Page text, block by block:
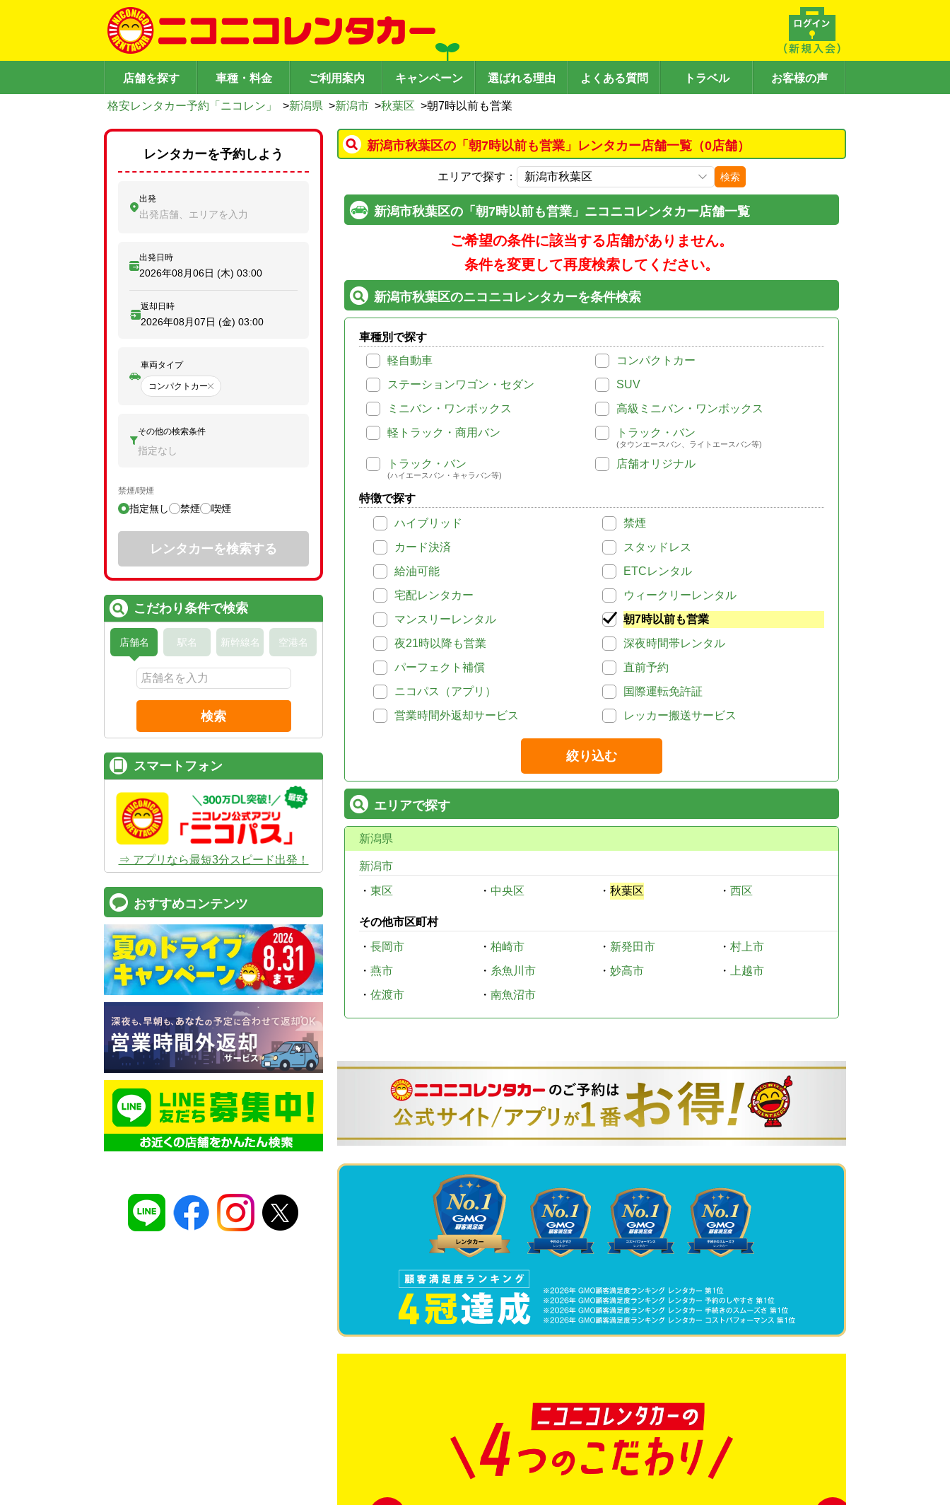
店舗を探す 車種・料金 ご利用案内 キャンペーン 選ばれる理由 よくある質問 トラベル お客様の声
格安レンタカー予約「ニコレン」 >新潟県 >新潟市 >秋葉区 >朝7時以前も営業
新潟市秋葉区の「朝7時以前も営業」レンタカー店舗一覧（0店舗）
エリアで探す： 検索
新潟市秋葉区の「朝7時以前も営業」ニコニコレンタカー店舗一覧
ご希望の条件に該当する店舗がありません。
条件を変更して再度検索してください。
新潟市秋葉区のニコニコレンタカーを条件検索
車種別で探す
軽自動車
コンパクトカー
ステーションワゴン・セダン
SUV
ミニバン・ワンボックス
高級ミニバン・ワンボックス
軽トラック・商用バン
トラック・バン
(タウンエースバン、ライトエースバン等)
トラック・バン
(ハイエースバン・キャラバン等)
店舗オリジナル
特徴で探す
ハイブリッド
禁煙
カード決済
スタッドレス
給油可能
ETCレンタル
宅配レンタカー
ウィークリーレンタル
マンスリーレンタル
朝7時以前も営業
夜21時以降も営業
深夜時間帯レンタル
パーフェクト補償
直前予約
ニコパス（アプリ）
国際運転免許証
営業時間外返却サービス
レッカー搬送サービス
絞り込む
エリアで探す
新潟県
新潟市
・ 東区 ・ 中央区 ・ 秋葉区 ・ 西区
その他市区町村
・ 長岡市 ・ 柏崎市 ・ 新発田市 ・ 村上市
・ 燕市 ・ 糸魚川市 ・ 妙高市 ・
上越市
・ 佐渡市 ・ 南魚沼市
レンタカーを予約しよう
出発
出発店舗、エリアを入力
出発日時
2026年08月06日 (木) 03:00
返却日時
2026年08月07日 (金) 03:00
車両タイプ
コンパクトカー
その他の検索条件
指定なし
禁煙/喫煙
指定無し 禁煙 喫煙
レンタカーを検索する
こだわり条件で検索
店舗名 駅名 新幹線名 空港名
検索
スマートフォン
⇒ アプリなら最短3分スピード出発！
おすすめコンテンツ